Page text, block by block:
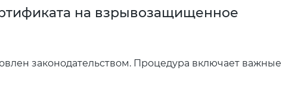
на взрывозащищенное
законодательством. Процедура включает важные